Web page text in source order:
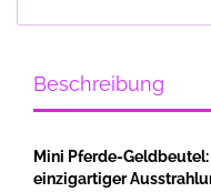
Beschreibung
Mini Pferde-
einzigartiger